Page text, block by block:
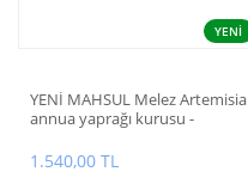
YENİ
YENİ MAHSUL Melez Artemisia
annua yaprağı kurusu -
tatlı pelin otu çayı
1.540,00 TL